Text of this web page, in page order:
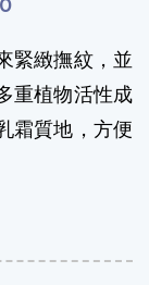
緊緻撫紋，並
重植物活性成
霜質地，方便